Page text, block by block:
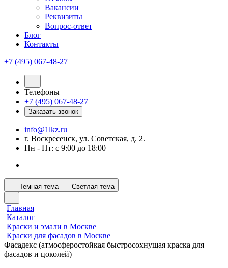
Вакансии
Реквизиты
Вопрос-ответ
Блог
Контакты
+7 (495) 067-48-27
Телефоны
+7 (495) 067-48-27
Заказать звонок
info@1lkz.ru
г. Воскресенск, ул. Советская, д. 2.
Пн - Пт: с 9:00 до 18:00
Темная тема Светлая тема
Главная
Каталог
Краски и эмали в Москве
Краски для фасадов в Москве
Фасадекс (атмосферостойкая быстросохнущая краска для
фасадов и цоколей)